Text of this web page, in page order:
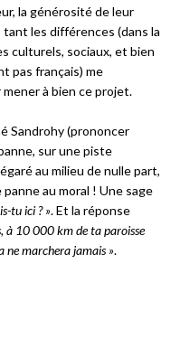
la générosité de leur
tant les différences (dans la
culturels, sociaux, et bien
pas français) me
à bien ce projet.
Sandrohy (prononcer
sur une piste
au milieu de nulle part,
au moral ! Une sage
tu ici ? ». Et la réponse
à 10 000 km de ta paroisse
ne marchera jamais ».